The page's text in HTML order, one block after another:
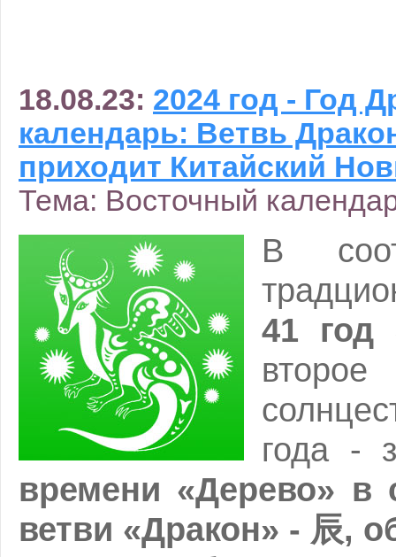
18.08.23: 2024 год - Год
календарь: Ветвь
приходит Китайский
Тема: Восточный
В
41 год
второе
года -
времени «Дерево» в
ветви «Дракон» - 辰,